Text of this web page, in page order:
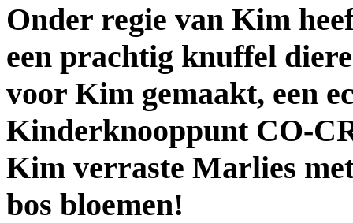
Onder regie van Kim
een prachtig knuffel
voor Kim gemaakt, een
Kinderknooppunt CO-
Kim verraste Marlies
bos bloemen!